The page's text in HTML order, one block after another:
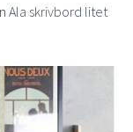
Ala skrivbord litet